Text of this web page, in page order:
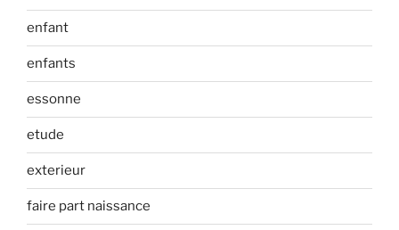
enfant
enfants
essonne
etude
exterieur
faire part naissance